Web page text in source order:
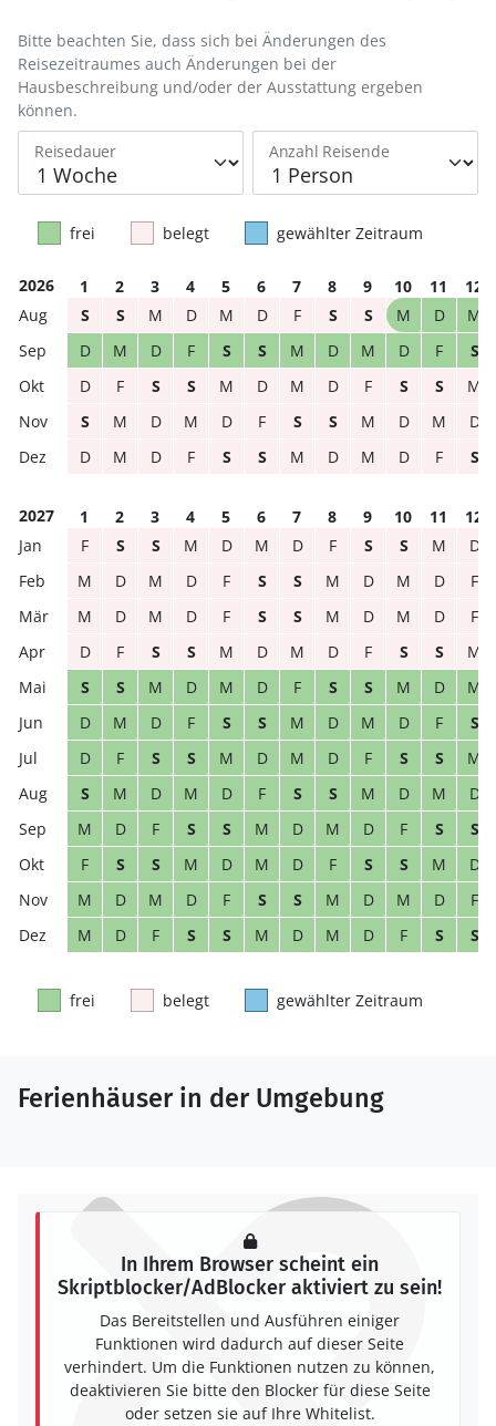
Reisedauer Anzahl Reisende
Bitte beachten Sie, dass sich bei Änderungen des
Reisezeitraumes auch Änderungen bei der
Hausbeschreibung und/oder der Ausstattung ergeben
können.
frei belegt gewählter Zeitraum
2026 1 2 3 4 5 6 7 8 9 10 11
12
S
S M D M D F S S M D
M
D
M D F S S M D M D F
S
D
F S S M D M D F S S
M
S
M D M D F S S M D M
D
D
M D F S S M D M D F S
2027 1 2 3 4 5 6 7 8 9 10 11
12
F
S S M D M D F S S M
D
M
D M D F S S M D M D
F
M
D M D F S S M D M D
F
D
F S S M D M D F S S
M
S
S M D M D F S S M D
M
D
M D F S S M D M D F
S
D
F S S M D M D F S S
M
S
M D M D F S S M D M
D
M
D F S S M D M D F S
S
F
S S M D M D F S S M
D
M
D M D F S S M D M D
F
M
D F S S M D M D F S S
frei belegt gewählter Zeitraum
Ferienhäuser in der Umgebung
In Ihrem Browser scheint ein
Skriptblocker/AdBlocker aktiviert zu sein!
Das Bereitstellen und Ausführen einiger
Funktionen wird dadurch auf dieser Seite
verhindert. Um die Funktionen nutzen zu können,
deaktivieren Sie bitte den Blocker für diese Seite
oder setzen sie auf Ihre Whitelist.